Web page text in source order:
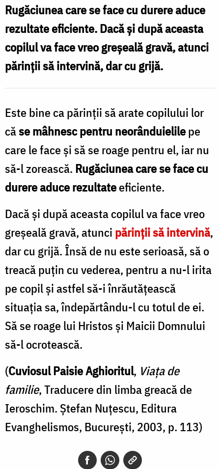
copiilor
în
mod
duhovnicesc?
Bogdan
Zamfirescu
Rugăciunea care se face cu durere aduce
rezultate eficiente. Dacă şi după aceasta
copilul va face vreo greşeală gravă, atunci
părinţii să intervină, dar cu grijă.
Este bine ca părinţii să arate copilului lor
căse mâhnesc pentru neorânduielilepe
care le face şi să se roage pentru el, iar nu
să-l zorească. Rugăciunea care se face cu
durere aduce rezultateeficiente.
Dacă şi după aceasta copilul va face vreo
greşeală gravă, atunci părinţii să intervină,
dar cu grijă. Însă de nu este serioasă, să o
treacă puţin cu vederea, pentru a nu-l irita
pe copil şi astfel să-i înrăutăţească
situaţia sa, îndepărtându-l cu totul de ei.
Să se roage lui Hristos şi Maicii Domnului
să-l ocrotească.
(Cuviosul Paisie Aghioritul, Viața de
familie, Traducere din limba greacă de
Ieroschim. Ştefan Nuţescu, Editura
Evanghelismos, București, 2003, p. 113)